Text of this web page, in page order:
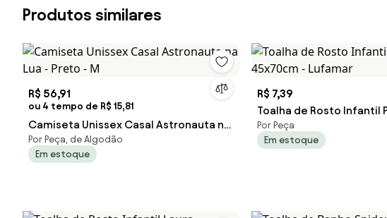
Produtos similares
R$ 56,91
ou 4 tempo de R$ 15,81
Camiseta Unissex Casal Astronauta na
Lua - Preto - M
Por Peça, de Algodão
Em estoque
R$ 7,39
Toalha de Rosto Infantil
45x70cm - Lufamar
Por Peça
Em estoque